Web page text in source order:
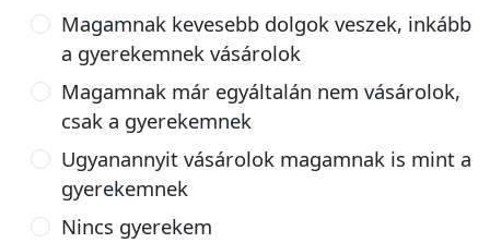
Magamnak kevesebb dolgok veszek, inkább
a gyerekemnek vásárolok
Magamnak már egyáltalán nem vásárolok,
csak a gyerekemnek
Ugyanannyit vásárolok magamnak is mint a
gyerekemnek
Nincs gyerekem